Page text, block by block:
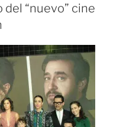
del “nuevo” cine